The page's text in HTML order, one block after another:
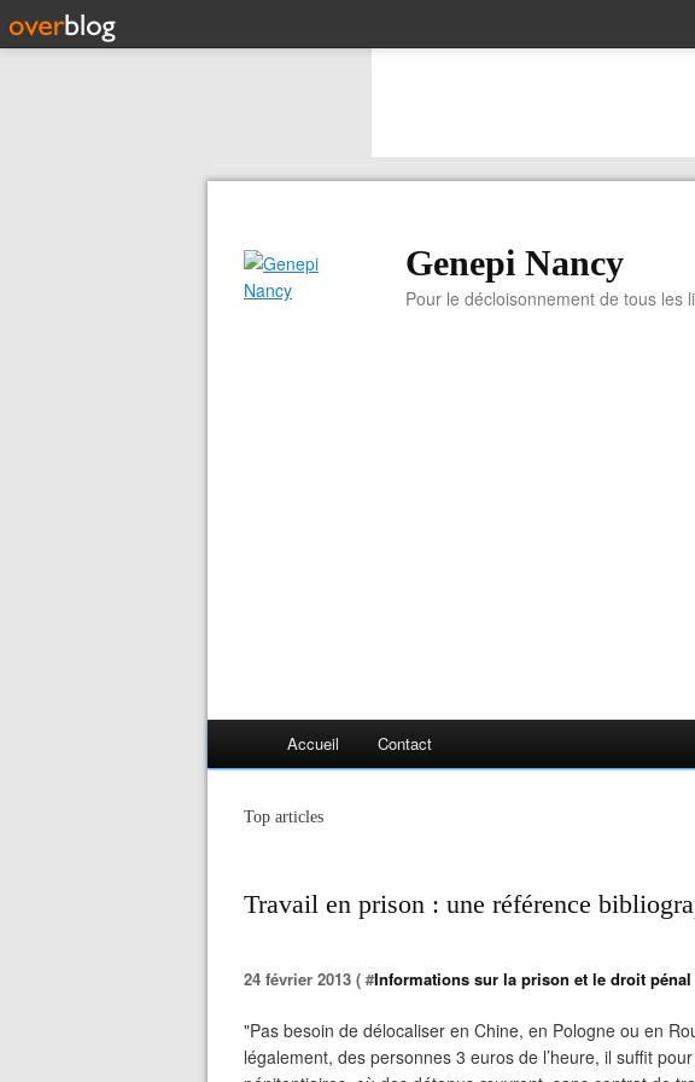
Genepi Nancy
Pour le décloisonnement de tous les
Accueil Contact
Top articles
Travail en prison : une référence
24 février 2013 ( #Informations sur la prison et le droit pénal
"Pas besoin de délocaliser en Chine, en Pologne ou en
légalement, des personnes 3 euros de l’heure, il suffit